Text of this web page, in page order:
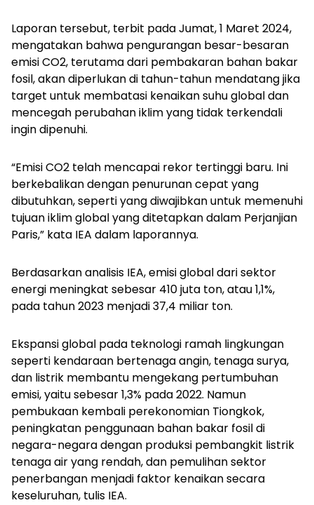
Laporan tersebut, terbit pada Jumat, 1 Maret 2024,
mengatakan bahwa pengurangan besar-besaran
emisi CO2, terutama dari pembakaran bahan bakar
fosil, akan diperlukan di tahun-tahun mendatang jika
target untuk membatasi kenaikan suhu global dan
mencegah perubahan iklim yang tidak terkendali
ingin dipenuhi.
“Emisi CO2 telah mencapai rekor tertinggi baru. Ini
berkebalikan dengan penurunan cepat yang
dibutuhkan, seperti yang diwajibkan untuk memenuhi
tujuan iklim global yang ditetapkan dalam Perjanjian
Paris,” kata IEA dalam laporannya.
Berdasarkan analisis IEA, emisi global dari sektor
energi meningkat sebesar 410 juta ton, atau 1,1%,
pada tahun 2023 menjadi 37,4 miliar ton.
Ekspansi global pada teknologi ramah lingkungan
seperti kendaraan bertenaga angin, tenaga surya,
dan listrik membantu mengekang pertumbuhan
emisi, yaitu sebesar 1,3% pada 2022. Namun
pembukaan kembali perekonomian Tiongkok,
peningkatan penggunaan bahan bakar fosil di
negara-negara dengan produksi pembangkit listrik
tenaga air yang rendah, dan pemulihan sektor
penerbangan menjadi faktor kenaikan secara
keseluruhan, tulis IEA.